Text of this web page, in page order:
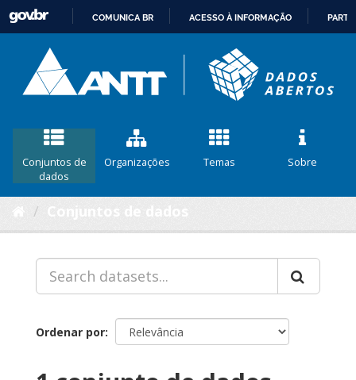
CONTEÚDO
COMUNICA BR ACESSO À INFORMAÇÃO
Conjuntos de
dados
Organizações Temas Sobre
Ordenar por